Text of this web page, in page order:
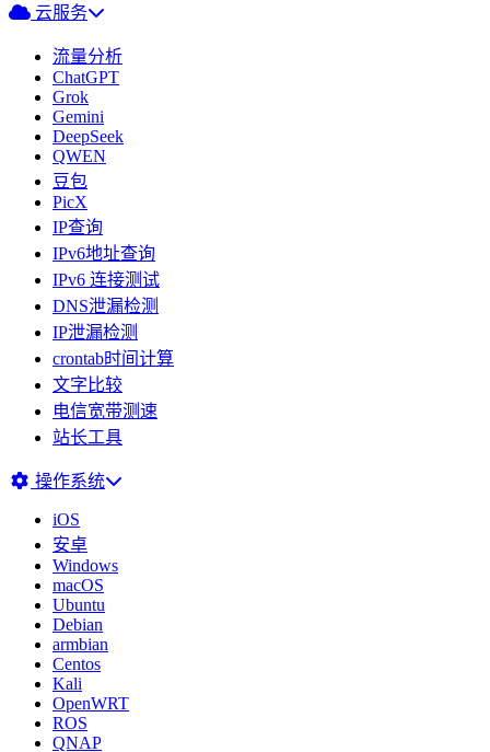
云服务
流量分析
ChatGPT
Grok
Gemini
DeepSeek
QWEN
豆包
PicX
IP查询
IPv6地址查询
IPv6 连接测试
DNS泄漏检测
IP泄漏检测
crontab时间计算
文字比较
电信宽带测速
站长工具
操作系统
iOS
安卓
Windows
macOS
Ubuntu
Debian
armbian
Centos
Kali
OpenWRT
ROS
QNAP